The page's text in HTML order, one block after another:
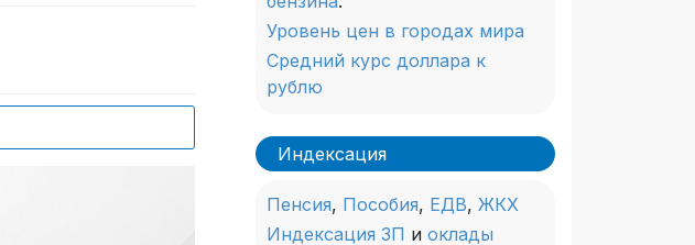
Уровень цен в городах мира
Средний курс доллара к
рублю
Индексация
Пенсия, Пособия, ЕДВ, ЖКХ
Индексация ЗП и оклады